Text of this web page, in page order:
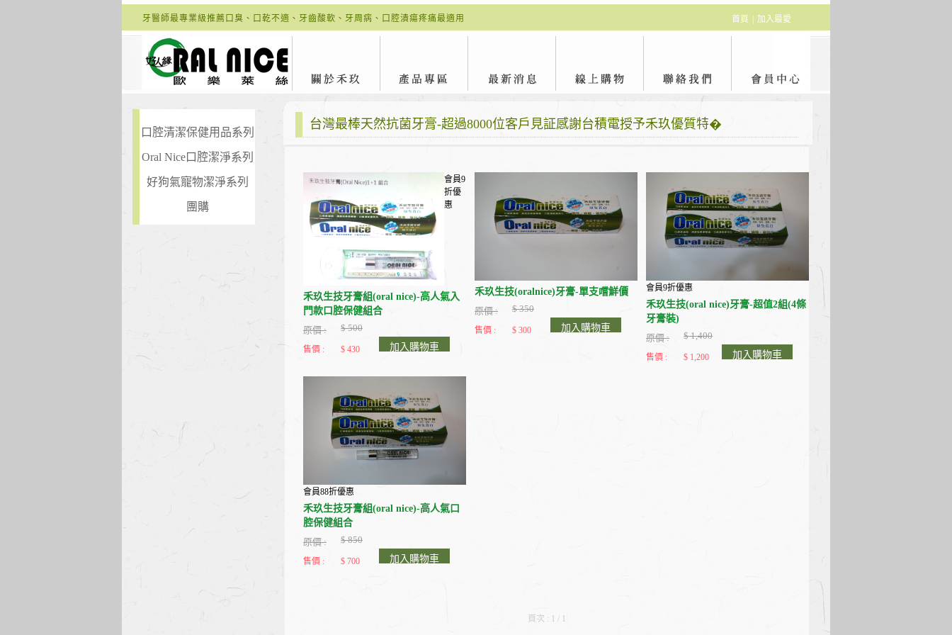
牙醫師最專業級推薦口臭、口乾不適、牙齒酸軟、牙周病、口腔潰瘍疼痛最適用 首頁 加入最愛
口腔清潔保健用品系列
Oral Nice口腔潔淨系列
好狗氣寵物潔淨系列
團購
台灣最棒天然抗菌牙膏-超過8000位客戶見証感謝台積電授予禾玖優質特�
會員9
折優
惠
禾玖生技牙膏組(oral nice)-高人氣入
門款口腔保健組合
原價 :
$ 500
售價 : $ 430 加入購物車
禾玖生技(oralnice)牙膏-單支嚐鮮價
原價 :
$ 350
售價 : $ 300 加入購物車
會員9折優惠
禾玖生技(oral nice)牙膏-超值2組(4條
牙膏裝)
原價 :
$ 1,400
售價 : $ 1,200 加入購物車
會員88折優惠
禾玖生技牙膏組(oral nice)-高人氣口
腔保健組合
原價 :
$ 850
售價 : $ 700 加入購物車
頁次 : 1 / 1